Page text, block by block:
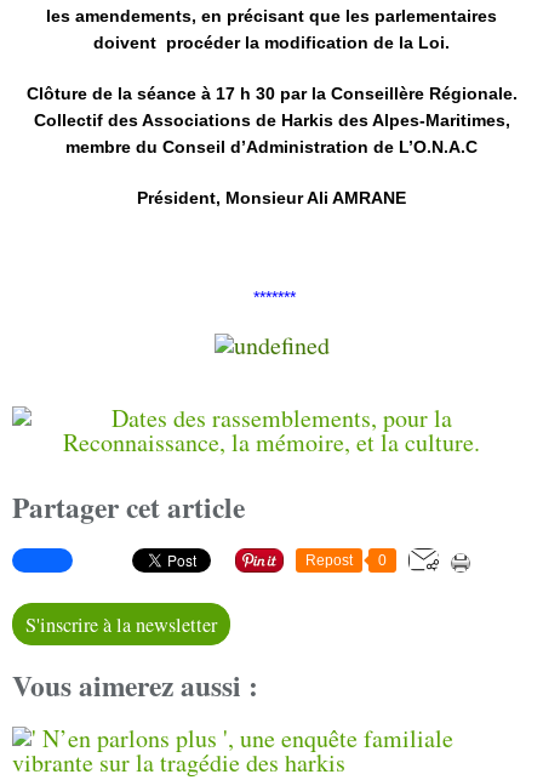
les amendements, en précisant que les parlementaires
doivent procéder la modification de la Loi.
Clôture de la séance à 17 h 30 par la Conseillère Régionale.
Collectif des Associations de Harkis des Alpes-Maritimes,
membre du Conseil d’Administration de L’O.N.A.C
Président, Monsieur Ali AMRANE
*******
Partager cet article
Repost 0
S'inscrire à la newsletter
Vous aimerez aussi :